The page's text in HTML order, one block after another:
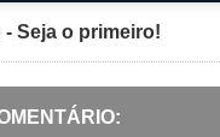
Seja o primeiro!